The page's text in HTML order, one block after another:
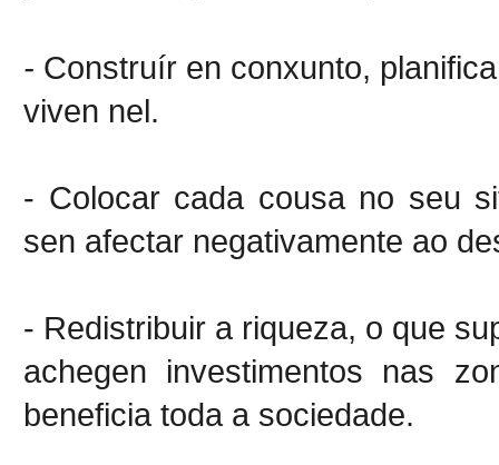
- Construír en conxunto,
viven nel.
- Colocar cada cousa no seu
sen afectar negativamente ao
- Redistribuir a riqueza, o que
achegen investimentos nas
beneficia toda a sociedade.